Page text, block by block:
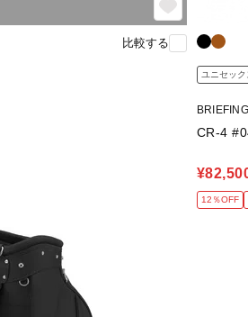
比較する
ユニセック
CR-4
12％OFF